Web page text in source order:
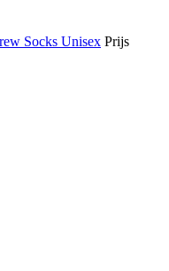
Socks Unisex Prijs